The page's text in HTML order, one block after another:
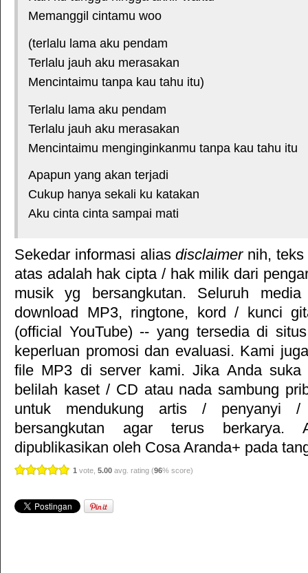
Memanggil cintamu woo
(terlalu lama aku pendam
Terlalu jauh aku merasakan
Mencintaimu tanpa kau tahu itu)
Terlalu lama aku pendam
Terlalu jauh aku merasakan
Mencintaimu menginginkanmu tanpa kau tahu itu
Apapun yang akan terjadi
Cukup hanya sekali ku katakan
Aku cinta cinta sampai mati
Sekedar informasi aliasdisclaimernih, teks
atas adalah hak cipta / hak milik dari
musik yg bersangkutan. Seluruh
download MP3, ringtone, kord / kunci
(official YouTube) -- yang tersedia di
keperluan promosi dan evaluasi. Kami
file MP3 di server kami. Jika Anda
belilah kaset / CD atau nada sambung
untuk mendukung artis / penyanyi
bersangkutan agar terus berkarya.
dipublikasikan oleh Cosa Aranda+ pada
1 vote, 5.00 avg. rating (96% score)